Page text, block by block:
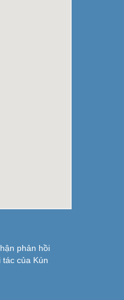
phản hồi
của Kún